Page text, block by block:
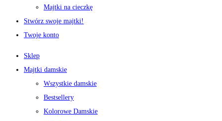
Majtki na cieczkę
Stwórz swoje majtki!
Twoje konto
Sklep
Majtki damskie
Wszystkie damskie
Bestsellery
Kolorowe Damskie